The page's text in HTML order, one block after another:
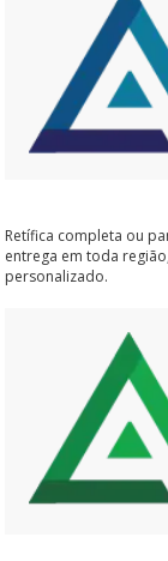
Retífica completa ou
entrega em toda
personalizado.